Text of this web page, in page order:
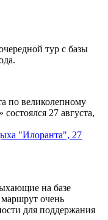
тур с базы
по великолепному
27 августа,
на базе
очень
для поддержания